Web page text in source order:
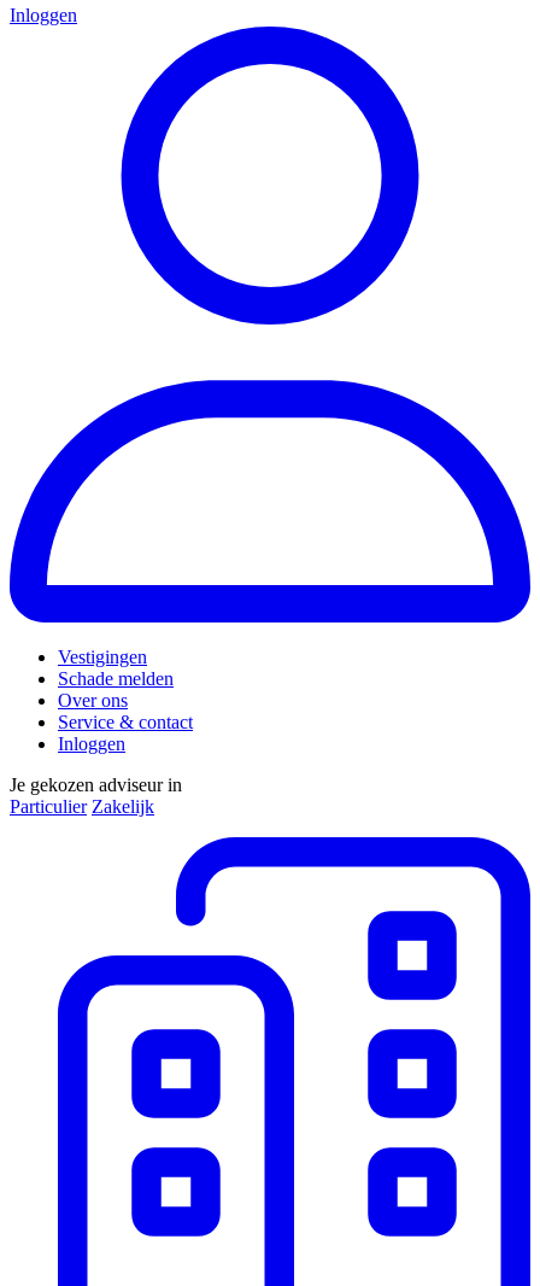
Inloggen
Vestigingen
Schade melden
Over ons
Service & contact
Inloggen
Je gekozen adviseur in
Particulier Zakelijk